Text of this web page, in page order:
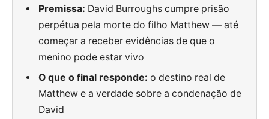
Premissa: David Burroughs cumpre prisão
perpétua pela morte do filho Matthew — até
começar a receber evidências de que o
menino pode estar vivo
O que o final responde: o destino real de
Matthew e a verdade sobre a condenação de
David